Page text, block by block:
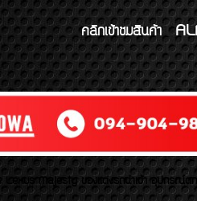
คลิกเข้าชมสินค้า
Lexus Majesty ของเเต่งรถนำเข้า อุปกรณ์ต